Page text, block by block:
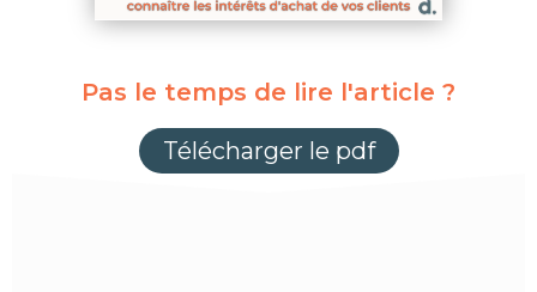
Pas le temps de lire l'article ?
Télécharger le pdf